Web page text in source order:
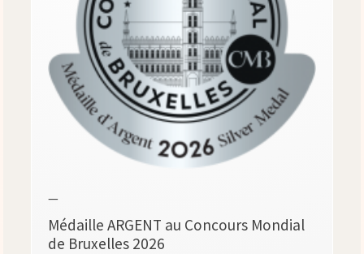
—
Médaille ARGENT au Concours Mondial
de Bruxelles 2026